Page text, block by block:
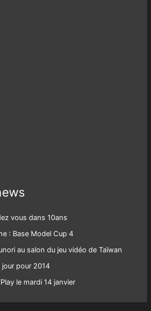
vous dans 10ans
: Base Model Cup 4
au salon du jeu vidéo de Taïwan
jour pour 2014
le mardi 14 janvier